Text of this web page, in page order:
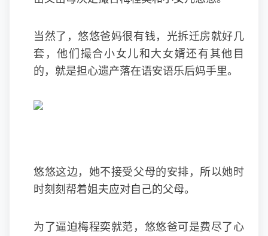
当然了，悠悠爸妈很有钱，光拆迁房就好几
套，他们撮合小女儿和大女婿还有其他目
的，就是担心遗产落在语安语乐后妈手里。
悠悠这边，她不接受父母的安排，所以她时
时刻刻帮着姐夫应对自己的父母。
为了逼迫梅程奕就范，悠悠爸可是费尽了心